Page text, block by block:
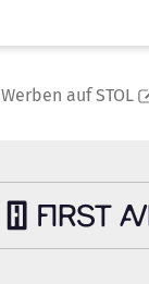
Werben auf STOL